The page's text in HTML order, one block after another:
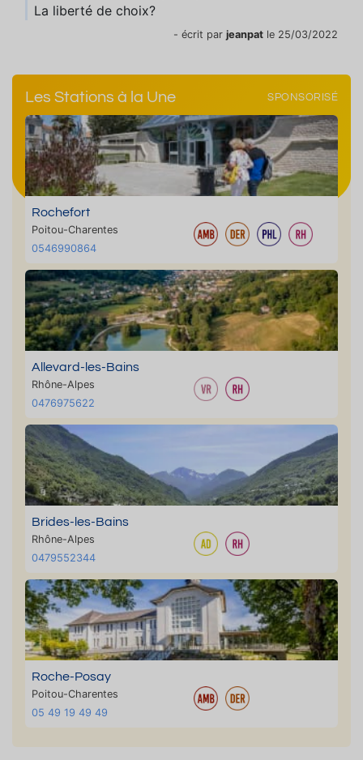
La liberté de choix?
- écrit par jeanpat le 25/03/2022
Les Stations à la Une SPONSORISÉ
Rochefort
Poitou-Charentes
0546990864
Allevard-les-Bains
Rhône-Alpes
0476975622
Brides-les-Bains
Rhône-Alpes
0479552344
Roche-Posay
Poitou-Charentes
05 49 19 49 49